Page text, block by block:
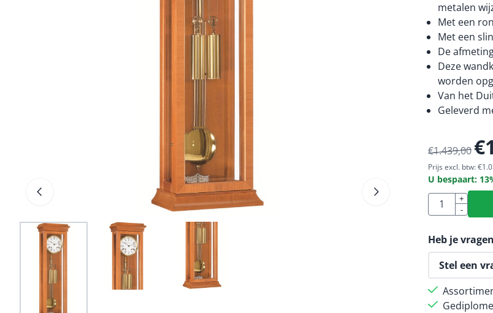
metalen
Met een
Met een
De
Deze
worden
Van het
Geleverd
€1.439,00 €
Prijs excl. btw: €
U bespaart: 13
Aantal
+
-
Heb je
Stel een